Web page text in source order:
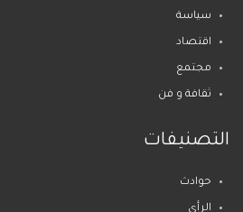
سياسة
اقتصاد
مجتمع
ثقافة و فن
التصنيفات
حوادث
الرأي